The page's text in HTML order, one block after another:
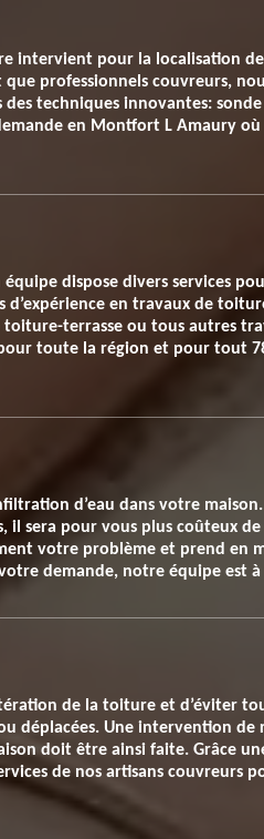
intervient pour la localisation
professionnels couvreurs,
techniques innovantes:
en Montfort L Amaury
dispose divers services
d’expérience en travaux de
terrasse ou tous autres
toute la région et pour tout
d’eau dans votre
il sera pour vous plus coûteux
votre problème et prend en
demande, notre équipe est
de la toiture et d’éviter
déplacées. Une intervention
doit être ainsi faite. Grâce
de nos artisans couvreurs